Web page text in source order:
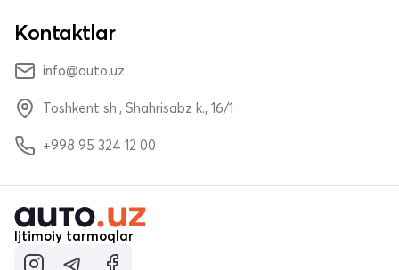
Kontaktlar
info@auto.uz
Toshkent sh., Shahrisabz k., 16/1
+998 95 324 12 00
Ijtimoiy tarmoqlar